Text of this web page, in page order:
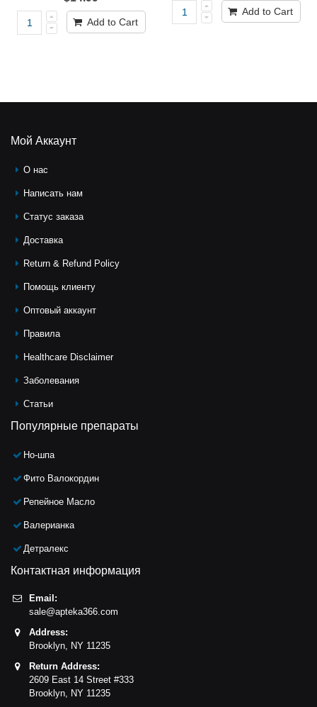
Add to Cart
Add to Cart
Мой Аккаунт
О нас
Написать нам
Статус заказа
Доставка
Return & Refund Policy
Помощь клиeнту
Оптовый аккаунт
Правила
Healthcare Disclaimer
Заболевания
Статьи
Популярные препараты
Но-шпа
Фито Валокордин
Репейное Масло
Валерианка
Детралекс
Контактная информация
Email:
sale@apteka366.com
Address:
Brooklyn,
NY 11235
Return Address:
2609 East 14 Street #333
Brooklyn,
NY 11235